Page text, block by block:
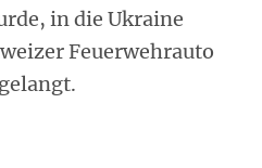
in die Ukraine
Feuerwehrauto